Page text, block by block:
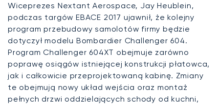
Wiceprezes Nextant Aerospace, Jay Heublein,
podczas targów EBACE 2017 ujawnił, że kolejny
program przebudowy samolotów firmy będzie
dotyczył modelu Bombardier Challenger 604.
Program Challenger 604XT obejmuje zarówno
poprawę osiągów istniejącej konstrukcji płatowca,
jak i całkowicie przeprojektowaną kabinę. Zmiany
te obejmują nowy układ wejścia oraz montaż
pełnych drzwi oddzielających schody od kuchni,